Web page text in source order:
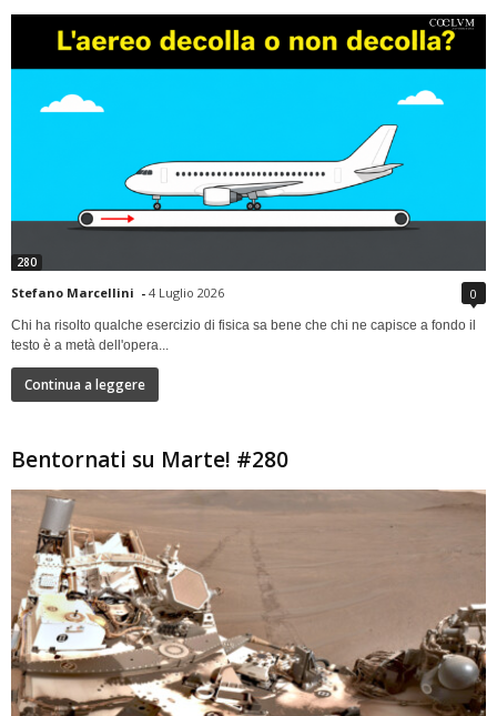
280
Stefano Marcellini - 4 Luglio 2026 0
Chi ha risolto qualche esercizio di fisica sa bene che chi ne capisce a fondo il
testo è a metà dell'opera...
Continua a leggere
Bentornati su Marte! #280